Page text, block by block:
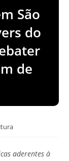
São
do
de
aderentes à